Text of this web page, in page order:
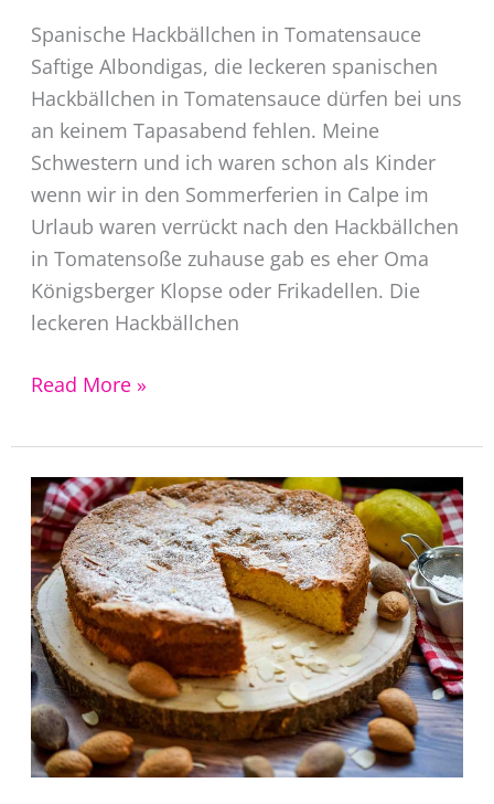
Spanische Hackbällchen in Tomatensauce
Saftige Albondigas, die leckeren spanischen
Hackbällchen in Tomatensauce dürfen bei uns
an keinem Tapasabend fehlen. Meine
Schwestern und ich waren schon als Kinder
wenn wir in den Sommerferien in Calpe im
Urlaub waren verrückt nach den Hackbällchen
in Tomatensoße zuhause gab es eher Oma
Königsberger Klopse oder Frikadellen. Die
leckeren Hackbällchen
Albondigas
original
Read More »